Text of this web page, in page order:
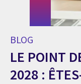
BLOG
LE POINT
2028 :